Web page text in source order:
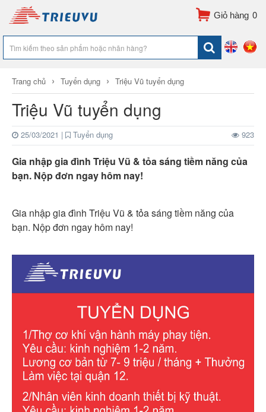
0
Trang chủ › Tuyển dụng › Triệu Vũ tuyển dụng
Triệu Vũ tuyển dụng
25/03/2021 | Tuyển dụng 923
Gia nhập gia đình Triệu Vũ & tỏa sáng tiềm năng của
bạn. Nộp đơn ngay hôm nay!
Gia nhập gia đình Triệu Vũ & tỏa sáng tiềm năng của
bạn. Nộp đơn ngay hôm nay!